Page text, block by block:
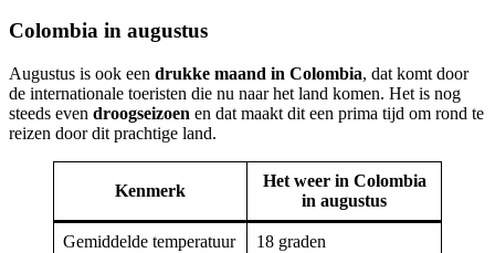
Colombia in augustus
Augustus is ook een drukke maand in Colombia, dat komt door
de internationale toeristen die nu naar het land komen. Het is nog
steeds even droogseizoen en dat maakt dit een prima tijd om rond te
reizen door dit prachtige land.
Kenmerk
Het weer in Colombia
in augustus
Gemiddelde temperatuur 18 graden